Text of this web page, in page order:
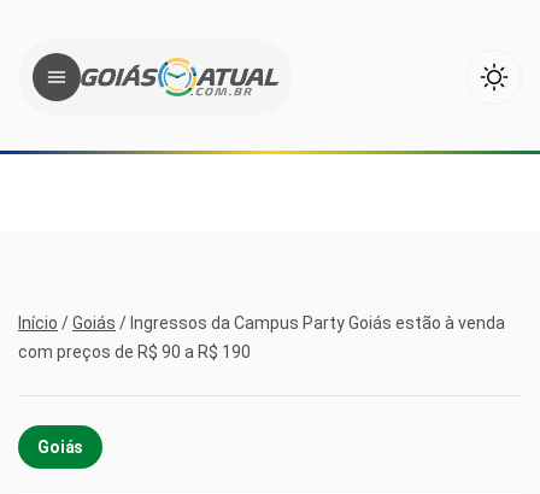
Início /Goiás / Ingressos da Campus Party Goiás estão à venda
com preços de R$ 90 a R$ 190
Goiás